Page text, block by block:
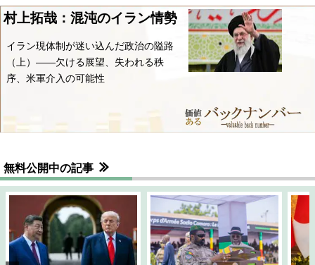
村上拓哉：混沌のイラン情勢
イラン現体制が迷い込んだ政治の隘路
（上）――欠ける展望、失われる秩
序、米軍介入の可能性
無料公開中の記事